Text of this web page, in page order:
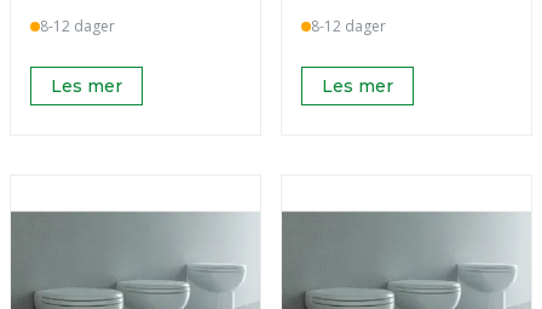
8-12 dager
Les mer
8-12 dager
Les mer